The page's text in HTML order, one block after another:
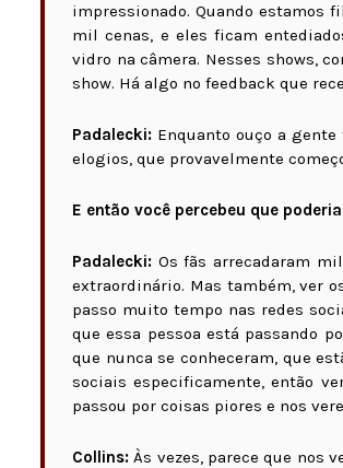
impressionado. Quando estamos
mil cenas, e eles ficam
vidro na câmera. Nesses shows,
show. Há algo no feedback que
Padalecki: Enquanto ouço a
elogios, que provavelmente
E então você percebeu que
Padalecki: Os fãs arrecadaram
extraordinário. Mas também, ver
passo muito tempo nas redes
que essa pessoa está passando
que nunca se conheceram, que
sociais especificamente, então
passou por coisas piores e nos
Collins: Às vezes, parece que nos